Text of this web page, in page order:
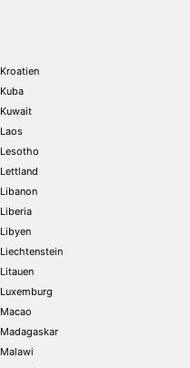
Kroatien
Kuba
Kuwait
Laos
Lesotho
Lettland
Libanon
Liberia
Libyen
Liechtenstein
Litauen
Luxemburg
Macao
Madagaskar
Malawi